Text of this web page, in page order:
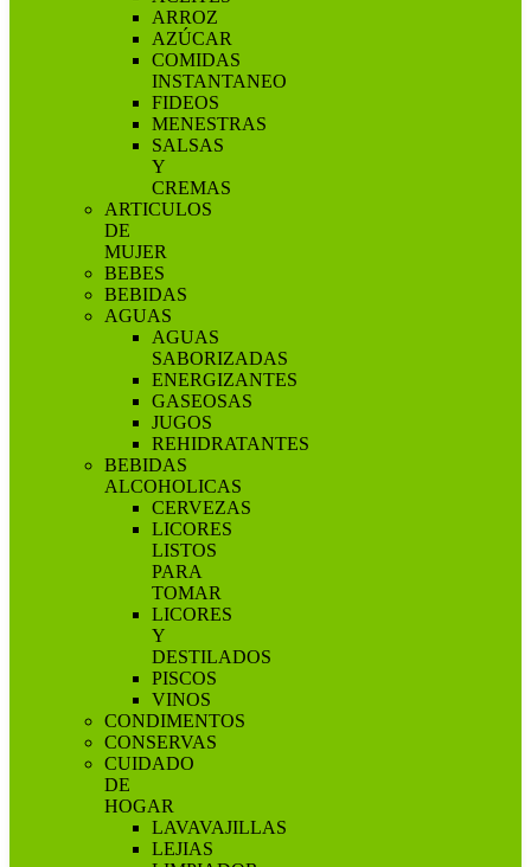
ARROZ
AZÚCAR
COMIDAS
INSTANTANEO
FIDEOS
MENESTRAS
SALSAS
Y
CREMAS
ARTICULOS
DE
MUJER
BEBES
BEBIDAS
AGUAS
AGUAS
SABORIZADAS
ENERGIZANTES
GASEOSAS
JUGOS
REHIDRATANTES
BEBIDAS
ALCOHOLICAS
CERVEZAS
LICORES
LISTOS
PARA
TOMAR
LICORES
Y
DESTILADOS
PISCOS
VINOS
CONDIMENTOS
CONSERVAS
CUIDADO
DE
HOGAR
LAVAVAJILLAS
LEJIAS